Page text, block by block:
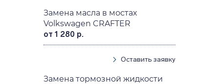
Замена масла в мостах
Volkswagen CRAFTER
от 1 280 р.
Оставить заявку
Замена тормозной жидкости